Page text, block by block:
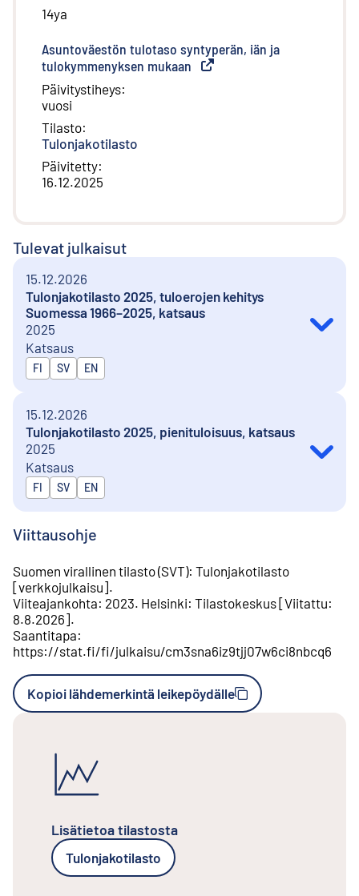
14ya
Asuntoväestön tulotaso syntyperän, iän ja
tulokymmenyksen mukaan Ulkoinen linkki
Päivitystiheys:
vuosi
Tilasto:
Tulonjakotilasto
Päivitetty:
16.12.2025
Tulevat julkaisut
15.12.2026
Tulonjakotilasto 2025, tuloerojen kehitys
Suomessa 1966–2025, katsaus
2025
Katsaus
Julkaistaan kielillä
FI SV EN
15.12.2026
Tulonjakotilasto 2025, pienituloisuus, katsaus
2025
Katsaus
Julkaistaan kielillä
FI SV EN
Viittausohje
Suomen virallinen tilasto (SVT): Tulonjakotilasto
[verkkojulkaisu].
Viiteajankohta: 2023. Helsinki: Tilastokeskus [Viitattu:
8.8.2026].
Saantitapa:
https://stat.fi/fi/julkaisu/cm3sna6iz9tjj07w6ci8nbcq6
Kopioi lähdemerkintä leikepöydälle
Lisätietoa tilastosta
Tulonjakotilasto